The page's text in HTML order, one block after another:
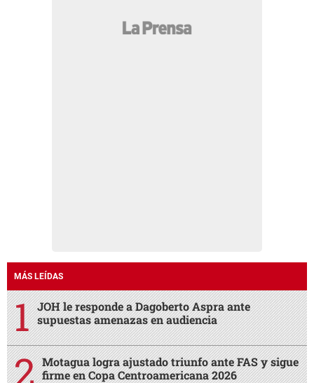
MÁS LEÍDAS
JOH le responde a Dagoberto Aspra ante
supuestas amenazas en audiencia
Motagua logra ajustado triunfo ante FAS y sigue
firme en Copa Centroamericana 2026